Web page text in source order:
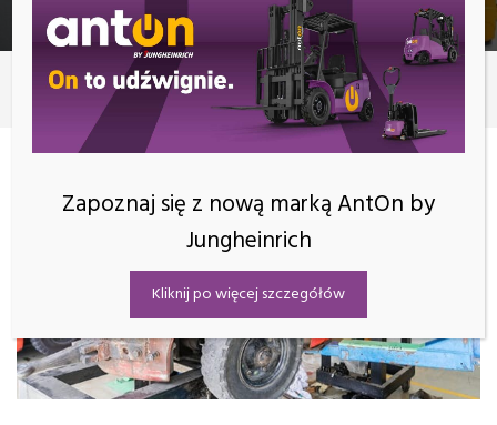
Zakup wózka Używane wózki widłowe – czy to się opłaca?
Zapoznaj się z nową marką AntOn by
Jungheinrich
Kliknij po więcej szczegółów